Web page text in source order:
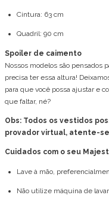
Cintura: 63 cm
Quadril: 90 cm
Spoiler de caimento
Nossos modelos são pensados
precisa ter essa altura!
para que você possa ajustar e
que faltar, né?
Obs: Todos os vestidos
provador virtual, atente-
Cuidados com o seu
Lave à mão,
Não utilize máquina de